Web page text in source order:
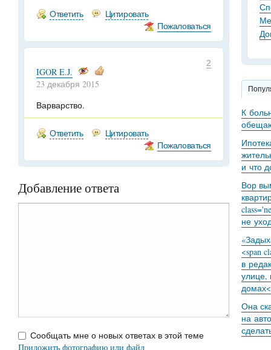
Ответить
Цитировать
Пожаловаться
2
IGOR E.J.
23 декабря 2015
Варварство.
Ответить
Цитировать
Пожаловаться
Добавление ответа
Сообщать мне о новых ответах в этой теме
Приложить фотографию или файл
К
и что
Вор
не
<span
в
улице,
Она
на